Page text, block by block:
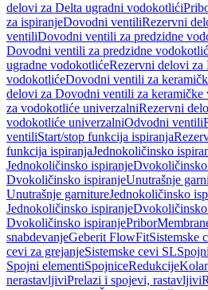
delovi za Delta ugradni vodokotlići
za ispiranjeDovodni ventiliRezervni
ventiliDovodni ventili za predzidne
Dovodni ventili za predzidne
ugradne vodokotlićeRezervni delovi
vodokotlićeDovodni ventili za
delovi za Dovodni ventili za keramičke
za vodokotliće univerzalniRezervni
vodokotliće univerzalniOdvodni ventili
ventiliStart/stop funkcija ispiranja
funkcija ispiranjaJednokoličinsko
Jednokoličinsko ispiranje
Dvokoličinsko ispiranjeUnutrašnje
Unutrašnje garnitureJednokoličinsko
Jednokoličinsko ispiranje
Dvokoličinsko ispiranjePribor
snabdevanjeGeberit FlowFitSistemske
cevi za grejanjeSistemske cevi SL
Spojni elementiSpojniceRedukcije
nerastavljiviPrelazi i spojevi, rastavljivi